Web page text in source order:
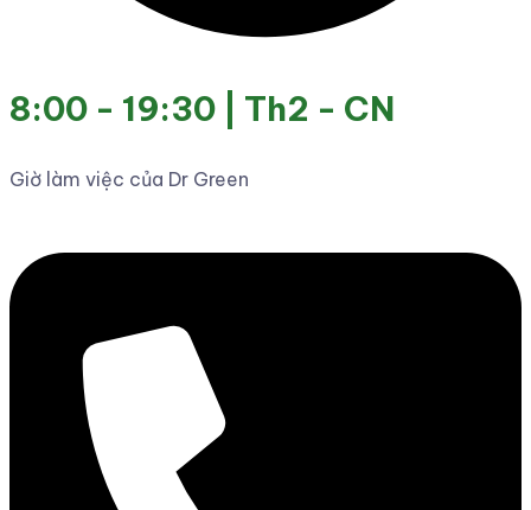
8:00 - 19:30 | Th2 - CN
Giờ làm việc của Dr Green